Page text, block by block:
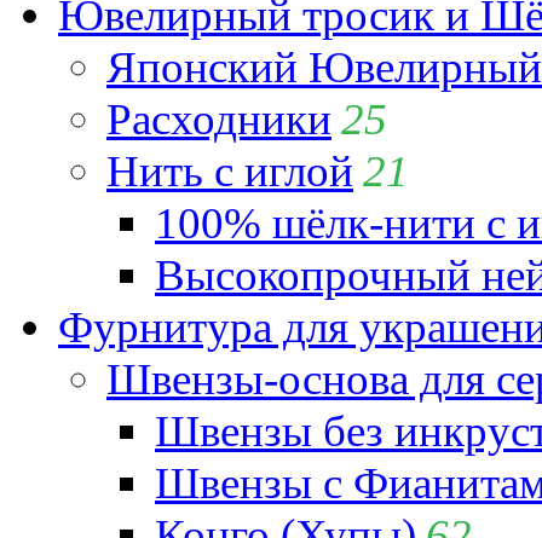
Ювелирный тросик и
Японский
Расходники 25
Нить с иглой 21
100% шёлк-нити с
Высокопрочный
Фурнитура для
Швензы-основа для
Швензы без
Швензы с